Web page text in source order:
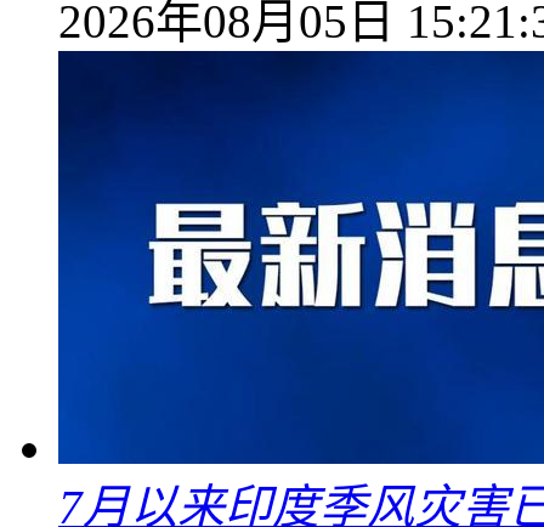
2026年08月05日
7月以来印度季风灾害